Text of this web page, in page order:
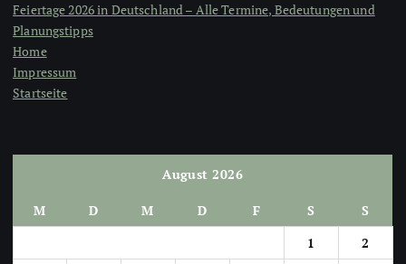
Feiertage 2026 in Deutschland – Alle Termine, Bedeutungen und
Planungstipps
Home
Impressum
Startseite
August 2026
M D M D F S
S
1
2